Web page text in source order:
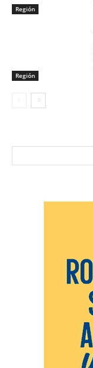
Región
Región